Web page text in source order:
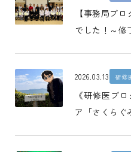
【事務局ブ
でした！～修
2026.03.13 研修
《研修医ブ
ア「さくらぐ